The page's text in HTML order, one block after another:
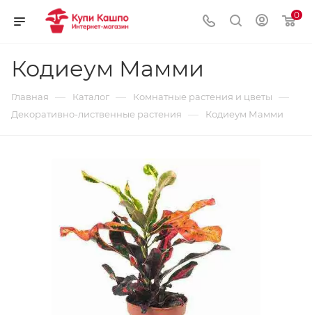
0
Кодиеум Мамми
Главная — Каталог — Комнатные растения и цветы —
Декоративно-лиственные растения — Кодиеум Мамми